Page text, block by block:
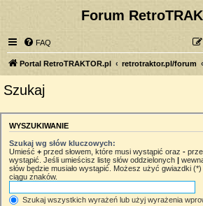
Forum
FAQ
Portal RetroTRAKTOR.pl retrotraktor.pl/forum
Szukaj
WYSZUKIWANIE
Szukaj wg słów kluczowych:
Umieść + przed słowem, które musi wystąpić oraz -
wystąpić. Jeśli umieścisz listę słów oddzielonych |
słów będzie musiało wystąpić. Możesz użyć gwiazdki
ciągu znaków.
Szukaj wszystkich wyrażeń lub użyj wyrażenia